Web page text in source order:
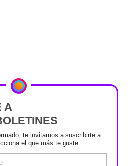
A
te invitamos a suscribirte a
el que más te guste.